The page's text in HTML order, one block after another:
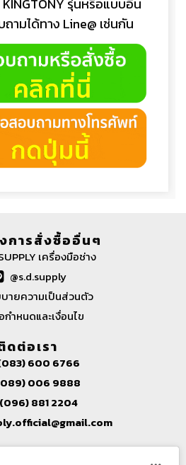
ามได้ทาง Line@ เช่นกัน
การสั่งซื้ออื่นๆ
เครื่องมือช่าง
@s.d.supply
ายความเป็นส่วนตัว
กำหนดและเงื่อนไข
ดต่อเรา
600 6766
006 9888
(096) 881 2204